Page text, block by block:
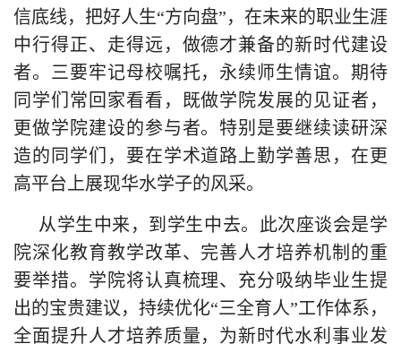
信底线，把好人生“方向盘”，在未来的职业生涯
中行得正、走得远，做德才兼备的新时代建设
者。三要牢记母校嘱托，永续师生情谊。期待
同学们常回家看看，既做学院发展的见证者，
更做学院建设的参与者。特别是要继续读研深
造的同学们，要在学术道路上勤学善思，在更
高平台上展现华水学子的风采。
从学生中来，到学生中去。此次座谈会是学
院深化教育教学改革、完善人才培养机制的重
要举措。学院将认真梳理、充分吸纳毕业生提
出的宝贵建议，持续优化“三全育人”工作体系，
全面提升人才培养质量，为新时代水利事业发